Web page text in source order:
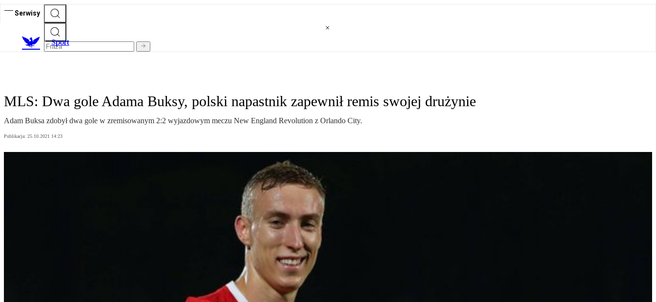
Serwisy
Sport
MLS: Dwa gole Adama Buksy, polski napastnik zapewnił remis swojej drużynie
Adam Buksa zdobył dwa gole w zremisowanym 2:2 wyjazdowym meczu New England Revolution z Orlando City.
Publikacja: 25.10.2021 14:23